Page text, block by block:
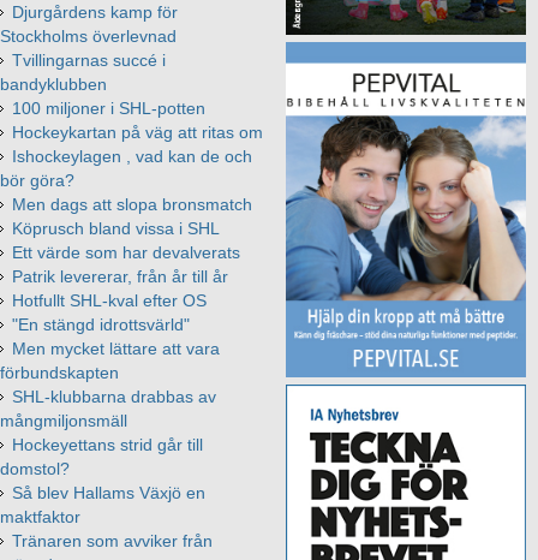
Djurgårdens kamp för
Stockholms överlevnad
Tvillingarnas succé i
bandyklubben
100 miljoner i SHL-potten
Hockeykartan på väg att ritas om
Ishockeylagen , vad kan de och
bör göra?
Men dags att slopa bronsmatch
Köprusch bland vissa i SHL
Ett värde som har devalverats
Patrik levererar, från år till år
Hotfullt SHL-kval efter OS
"En stängd idrottsvärld"
Men mycket lättare att vara
förbundskapten
SHL-klubbarna drabbas av
mångmiljonsmäll
Hockeyettans strid går till
domstol?
Så blev Hallams Växjö en
maktfaktor
Tränaren som avviker från